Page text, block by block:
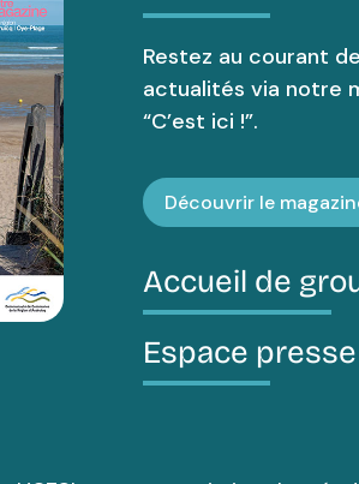
Restez au courant
actualités via notre
“C’est ici !”.
Découvrir le
Accueil de
Espace presse